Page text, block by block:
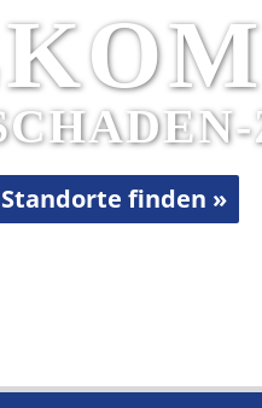
Standorte finden »